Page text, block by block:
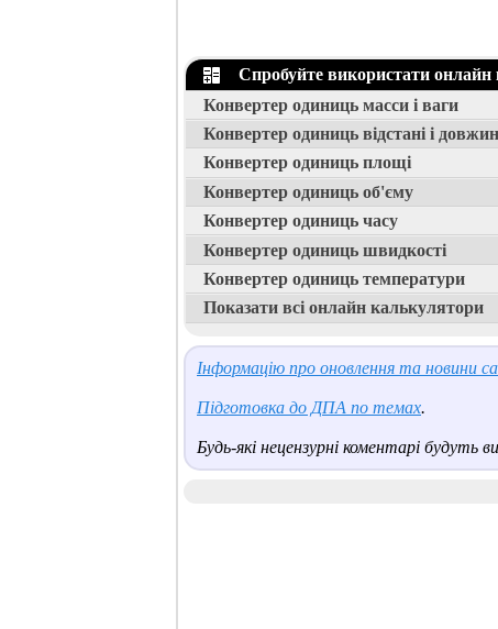
Спробуйте використати
Конвертер одиниць масси і ваги
Конвертер одиниць відстані і
Конвертер одиниць площі
Конвертер одиниць об'єму
Конвертер одиниць часу
Конвертер одиниць швидкості
Конвертер одиниць температури
Показати всі онлайн калькулятори
Інформацію про оновлення та новини
Підготовка до ДПА по темах.
Будь-які нецензурні коментарі будуть